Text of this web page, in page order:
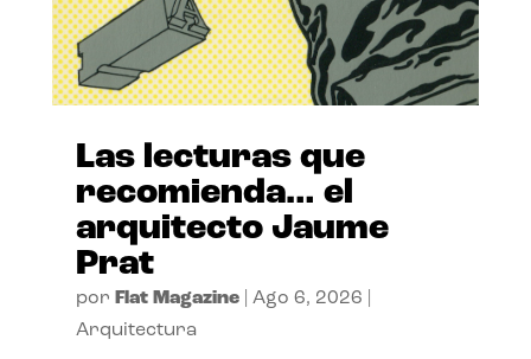
Las lecturas que
recomienda… el
arquitecto Jaume
Prat
por Flat Magazine| Ago 6, 2026
Arquitectura